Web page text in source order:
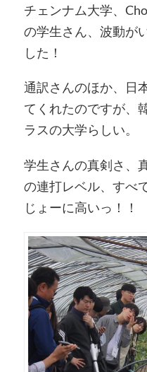
チェンナム大学、
の学生さん、波動が
した！
通訳さんのほか、日
てくれたのですが、
ラスの大学らしい。
学生さんの真剣さ、
の連打レベル、すべ
じょーに高いっ！！